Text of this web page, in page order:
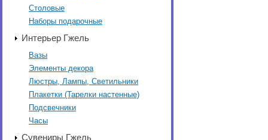
Столовые
Наборы подарочные
Интерьер Гжель
Вазы
Элементы декора
Люстры, Лампы, Светильники
Плакетки (Тарелки настенные)
Подсвечники
Часы
Сувениры Гжель